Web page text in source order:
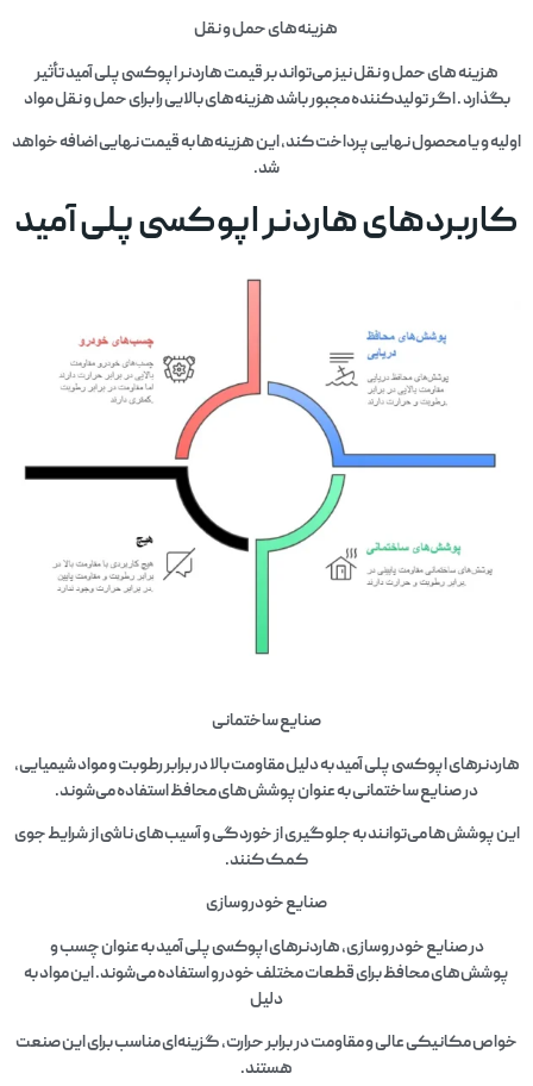
هزینه‌های حمل و نقل
هزینه‌ های حمل و نقل نیز می‌تواند بر قیمت هاردنر اپوکسی پلی آمید تأثیر
بگذارد . اگر تولیدکننده مجبور باشد هزینه‌های بالایی را برای حمل و نقل مواد
اولیه و یا محصول نهایی پرداخت کند، این هزینه‌ها به قیمت نهایی اضافه خواهد
شد.
کاربردهای هاردنر اپوکسی پلی آمید
صنایع ساختمانی
هاردنرهای اپوکسی پلی آمید به دلیل مقاومت بالا در برابر رطوبت و مواد شیمیایی،
در صنایع ساختمانی به عنوان پوشش‌های محافظ استفاده می‌شوند.
این پوشش‌ها می‌توانند به جلوگیری از خوردگی و آسیب‌های ناشی از شرایط جوی
کمک کنند.
صنایع خودروسازی
در صنایع خودروسازی، هاردنرهای اپوکسی پلی آمید به عنوان چسب و
پوشش‌های محافظ برای قطعات مختلف خودرو استفاده می‌شوند. این مواد به
دلیل
خواص مکانیکی عالی و مقاومت در برابر حرارت، گزینه‌ای مناسب برای این صنعت
هستند.